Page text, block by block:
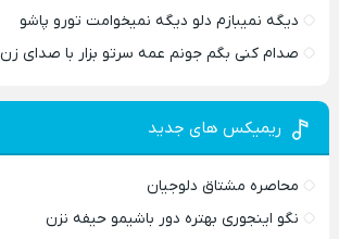
دیگه نمیبازم دلو دیگه نمیخوامت تورو پاشو
صدام کنی بگم جونم عمه سرتو بزار با صدای زن
ریمیکس های جدید
محاصره مشتاق دلوجیان
نگو اینجوری بهتره دور باشیمو حیفه نزن